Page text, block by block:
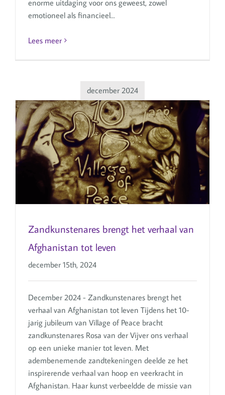
enorme uitdaging voor ons geweest, zowel
emotioneel als financieel...
Lees meer
december 2024
Zandkunstenares brengt het
verhaal van Afghanistan tot
leven
Zandkunstenares brengt het verhaal van
Afghanistan tot leven
december 15th, 2024
December 2024 - Zandkunstenares brengt het
verhaal van Afghanistan tot leven Tijdens het 10-
jarig jubileum van Village of Peace bracht
zandkunstenares Rosa van der Vijver ons verhaal
op een unieke manier tot leven. Met
adembenemende zandtekeningen deelde ze het
inspirerende verhaal van hoop en veerkracht in
Afghanistan. Haar kunst verbeeldde de missie van